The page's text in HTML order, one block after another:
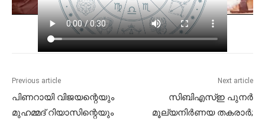
Previous article
പിണറായി വിജയന്റെയും
മുഹമ്മദ് റിയാസിന്റെയും
Next article
സിബിഎസ്ഇ പുനർ
മൂല്യനിർണയ തകരാർ;